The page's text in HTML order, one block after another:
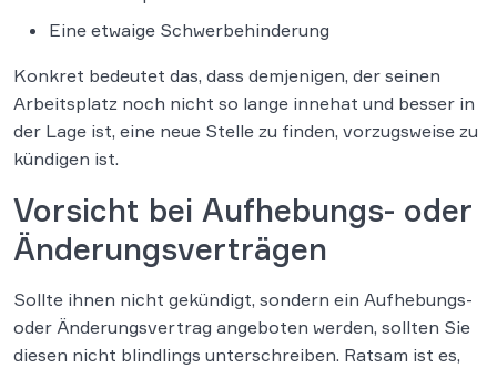
Eine etwaige Schwerbehinderung
Konkret bedeutet das, dass demjenigen, der seinen
Arbeitsplatz noch nicht so lange innehat und besser in
der Lage ist, eine neue Stelle zu finden, vorzugsweise zu
kündigen ist.
Vorsicht bei Aufhebungs- oder
Änderungsverträgen
Sollte ihnen nicht gekündigt, sondern ein Aufhebungs-
oder Änderungsvertrag angeboten werden, sollten Sie
diesen nicht blindlings unterschreiben. Ratsam ist es,